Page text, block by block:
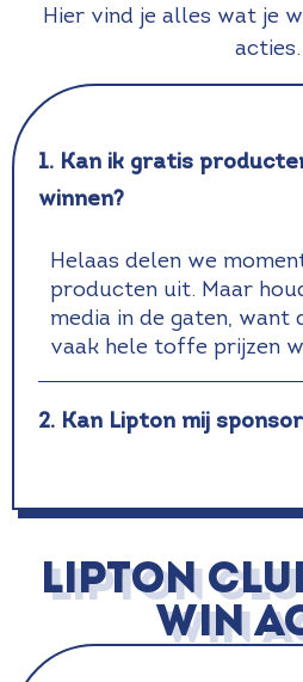
Hier vind je alles wat je
acties.
1. Kan ik gratis
winnen?
Helaas delen we
producten uit. Maar
media in de gaten, want
vaak hele toffe prijzen
2. Kan Lipton mij
LIPTON
WIN